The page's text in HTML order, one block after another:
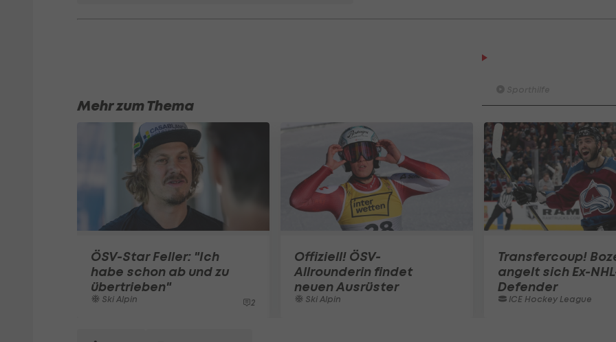
RAW - der Sporthilfe
Episode 3 mit Elina Stary
Sporthilfe
Mehr zum Thema
ÖSV-Star Feller: "Ich
habe schon ab und zu
übertrieben"
Ski Alpin 2
Offiziell! ÖSV-
Allrounderin findet
neuen Ausrüster
Ski Alpin
Transfercoup!
angelt sich Ex-
Defender
ICE Hockey League